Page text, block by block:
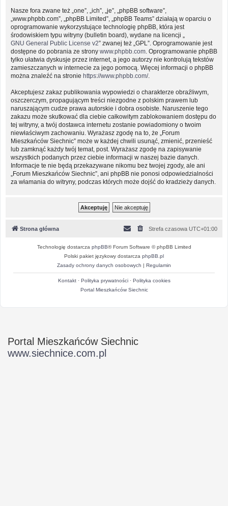
Nasze fora zwane też „one”, „ich”, „je”, „phpBB software”,
„www.phpbb.com”, „phpBB Limited”, „phpBB Teams” działają w oparciu o
oprogramowanie wykorzystujące technologię phpBB, która jest
środowiskiem typu witryny (bulletin board), wydane na licencji „
GNU General Public License v2” zwanej też „GPL”. Oprogramowanie jest
dostępne do pobrania ze strony www.phpbb.com . Oprogramowanie phpBB
tylko ułatwia dyskusje przez internet, a jego autorzy nie kontrolują tekstów
zamieszczanych w internecie za jego pomocą. Więcej informacji o phpBB
można znaleźć na stronie https://www.phpbb.com/.
Akceptujesz zakaz publikowania wypowiedzi o charakterze obraźliwym,
oszczerczym, propagującym treści niezgodne z polskim prawem lub
naruszającym cudze prawa autorskie i dobra osobiste. Naruszenie tego
zakazu może skutkować dla ciebie całkowitym zablokowaniem dostępu do
tej witryny, a twój dostawca internetu zostanie powiadomiony o twoim
niewłaściwym zachowaniu. Wyrażasz zgodę na to, że „Forum
Mieszkańców Siechnic” może w każdej chwili usunąć, zmienić, przenieść
lub zamknąć każdy twój temat, post. Wyrażasz zgodę na zapisywanie
wszystkich podanych przez ciebie informacji w naszej bazie danych.
Informacje te nie będą przekazywane nikomu bez twojej zgody, ale ani
„Forum Mieszkańców Siechnic”, ani phpBB nie ponosi odpowiedzialności
za włamania do witryny, podczas których może dojść do kradzieży danych.
Strona główna Strefa czasowa UTC+01:00
Technologię dostarcza phpBB® Forum Software © phpBB Limited
Polski pakiet językowy dostarcza phpBB.pl
Zasady ochrony danych osobowych | Regulamin
Kontakt· Polityka prywatności· Polityka cookies
Portal Mieszkańców Siechnic
Portal Mieszkańców Siechnic
www.siechnice.com.pl